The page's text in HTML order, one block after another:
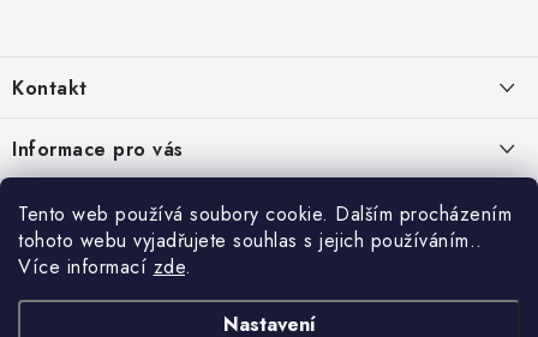
Tento web používá soubory cookie. Dalším procházením
tohoto webu vyjadřujete souhlas s jejich používáním..
Více informací zde.
Nastavení
p
a
t
Kontakt
zelenyusak.cz
Facebook
Instagram
Informace pro vás
Často kladené otázky
Čtyřikrát proč
Krmivo je 100 % přírodní
Kvalitní prémiové krmivo
Platební metody
Podporujeme oblíbené platební metody: